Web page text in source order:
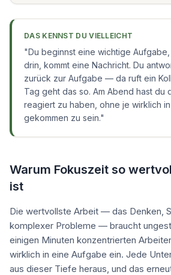
DAS KENNST DU VIELLEICHT
"Du beginnst eine wichtige
drin, kommt eine Nachricht. Du
zurück zur Aufgabe — da ruft ein
Tag geht das so. Am Abend hast du
reagiert zu haben, ohne je wirklich
gekommen zu sein."
Warum Fokuszeit so
ist
Die wertvollste Arbeit — das Denken,
komplexer Probleme — braucht
einigen Minuten konzentrierten
wirklich in eine Aufgabe ein. Jede
aus dieser Tiefe heraus, und das